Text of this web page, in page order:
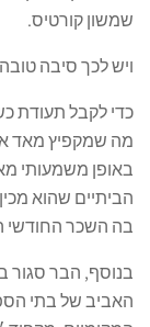
שמשון קורטיס.
ויש לכך סיבה
כדי לקבל תעודת
מה שמקפיץ מאד
באופן משמעותי
בה השכר החודשי
בנוסף, הבר
האביב של בתי